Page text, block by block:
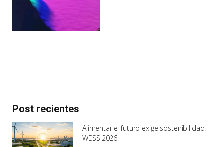
Post recientes
Alimentar el futuro exige sostenibilidad:
WESS 2026